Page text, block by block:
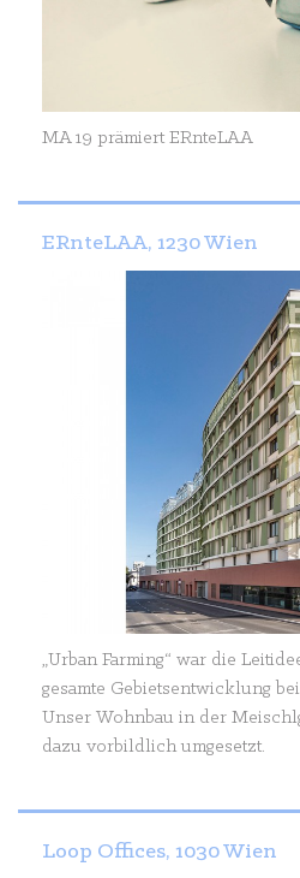
MA 19 prämiert ERnteLAA
ERnteLAA, 1230 Wien
„Urban Farming“ war die
gesamte Gebietsentwicklung
Unser Wohnbau in der
dazu vorbildlich umgesetzt.
Loop Offices, 1030 Wien